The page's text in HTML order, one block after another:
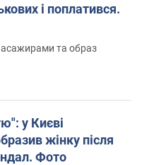
і поплатився.
та образ
у Києві
жінку після
Фото